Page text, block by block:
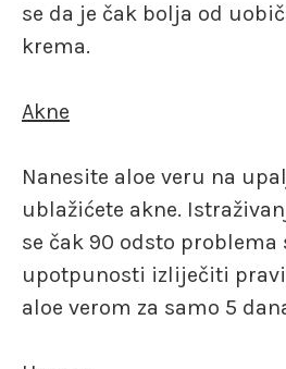
se da je čak bolja od
krema.
Akne
Nanesite aloe veru na
ublažićete akne.
se čak 90 odsto problema
upotpunosti izliječiti
aloe verom za samo 5